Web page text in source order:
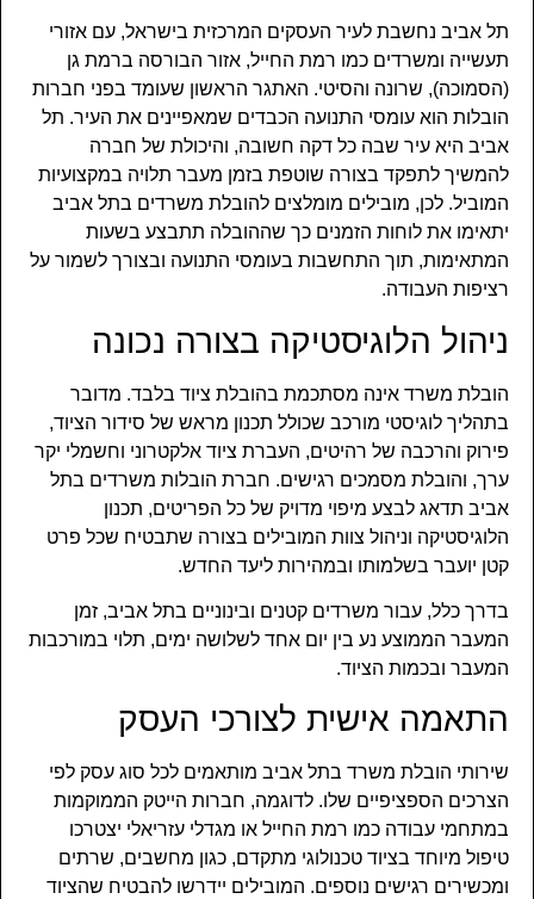
תל אביב נחשבת לעיר העסקים המרכזית בישראל, עם אזורי
תעשייה ומשרדים כמו רמת החייל, אזור הבורסה ברמת גן
(הסמוכה), שרונה והסיטי. האתגר הראשון שעומד בפני חברות
הובלות הוא עומסי התנועה הכבדים שמאפיינים את העיר. תל
אביב היא עיר שבה כל דקה חשובה, והיכולת של חברה
להמשיך לתפקד בצורה שוטפת בזמן מעבר תלויה במקצועיות
המוביל. לכן, מובילים מומלצים להובלת משרדים בתל אביב
יתאימו את לוחות הזמנים כך שההובלה תתבצע בשעות
המתאימות, תוך התחשבות בעומסי התנועה ובצורך לשמור על
רציפות העבודה.
ניהול הלוגיסטיקה בצורה נכונה
הובלת משרד אינה מסתכמת בהובלת ציוד בלבד. מדובר
בתהליך לוגיסטי מורכב שכולל תכנון מראש של סידור הציוד,
פירוק והרכבה של רהיטים, העברת ציוד אלקטרוני וחשמלי יקר
ערך, והובלת מסמכים רגישים. חברת הובלות משרדים בתל
אביב תדאג לבצע מיפוי מדויק של כל הפריטים, תכנון
הלוגיסטיקה וניהול צוות המובילים בצורה שתבטיח שכל פרט
קטן יועבר בשלמותו ובמהירות ליעד החדש.
בדרך כלל, עבור משרדים קטנים ובינוניים בתל אביב, זמן
המעבר הממוצע נע בין יום אחד לשלושה ימים, תלוי במורכבות
המעבר ובכמות הציוד.
התאמה אישית לצורכי העסק
שירותי הובלת משרד בתל אביב מותאמים לכל סוג עסק לפי
הצרכים הספציפיים שלו. לדוגמה, חברות הייטק הממוקמות
במתחמי עבודה כמו רמת החייל או מגדלי עזריאלי יצטרכו
טיפול מיוחד בציוד טכנולוגי מתקדם, כגון מחשבים, שרתים
ומכשירים רגישים נוספים. המובילים יידרשו להבטיח שהציוד